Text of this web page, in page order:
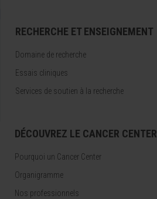
RECHERCHE ET ENSEIGNEMENT
Domaine de recherche
Essais cliniques
Services de soutien à la recherche
DÉCOUVREZ LE CANCER CENTER
Pourquoi un Cancer Center
Organigramme
Nos professionnels